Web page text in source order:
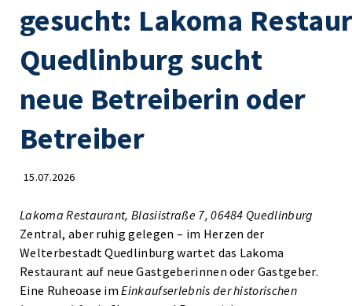
gesucht: Lakoma
Quedlinburg sucht
neue Betreiberin oder
Betreiber
15.07.2026
Lakoma Restaurant, Blasiistraße 7, 06484 Quedlinburg
Zentral, aber ruhig gelegen – im Herzen der
Welterbestadt Quedlinburg wartet das Lakoma
Restaurant auf neue Gastgeberinnen oder Gastgeber.
Eine Ruheoase imEinkaufserlebnis der historischen